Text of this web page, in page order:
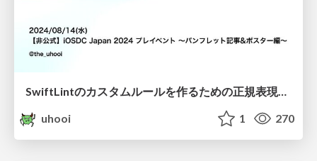
SwiftLintのカスタムルールを作るための正規表現入門 / swiftlint_regex
uhooi
1 270